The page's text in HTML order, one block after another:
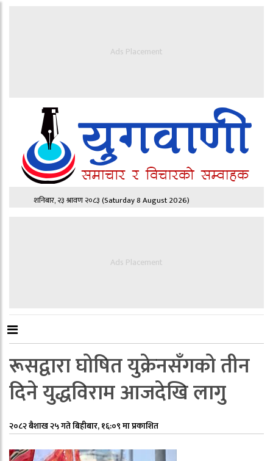
Ads Placement
शनिबार, २३ श्रावण २०८३(Saturday 8 August 2026)
Ads Placement
रूसद्वारा घोषित युक्रेनसँगको तीन
दिने युद्धविराम आजदेखि लागु
२०८२ बैशाख २५ गते बिहीबार, १६:०९ मा प्रकाशित